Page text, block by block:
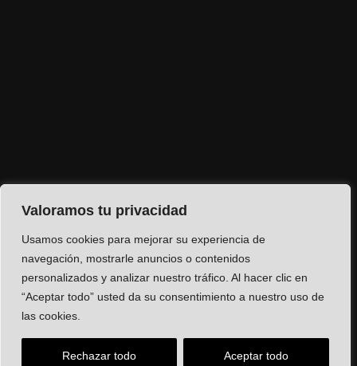
Valoramos tu privacidad
Usamos cookies para mejorar su experiencia de
navegación, mostrarle anuncios o contenidos
personalizados y analizar nuestro tráfico. Al hacer clic en
“Aceptar todo” usted da su consentimiento a nuestro uso de
las cookies.
Rechazar todo Aceptar todo